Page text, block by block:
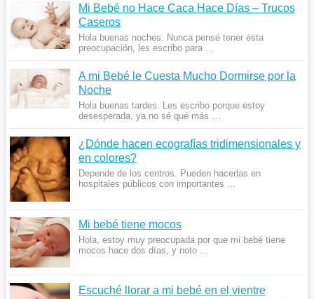
Mi Bebé no Hace Caca Hace Días – Trucos
Caseros
Hola buenas noches. Nunca pensé tener ésta
preocupación, les escribo para …
A mi Bebé le Cuesta Mucho Dormirse por la
Noche
Hola buenas tardes. Les escribo porque estoy
desesperada, ya no sé qué más …
¿Dónde hacen ecografías tridimensionales y
en colores?
Depende de los centros. Pueden hacerlas en
hospitales públicos con importantes …
Mi bebé tiene mocos
Hola, estoy muy preocupada por que mi bebé tiene
mocos hace dos días, y noto …
Escuché llorar a mi bebé en el vientre